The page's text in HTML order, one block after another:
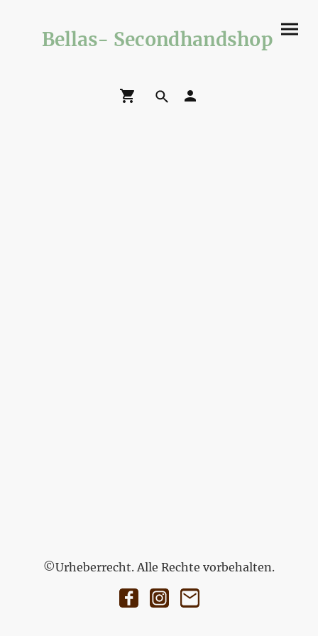
Bellas- Secondhandshop
©Urheberrecht. Alle Rechte vorbehalten.